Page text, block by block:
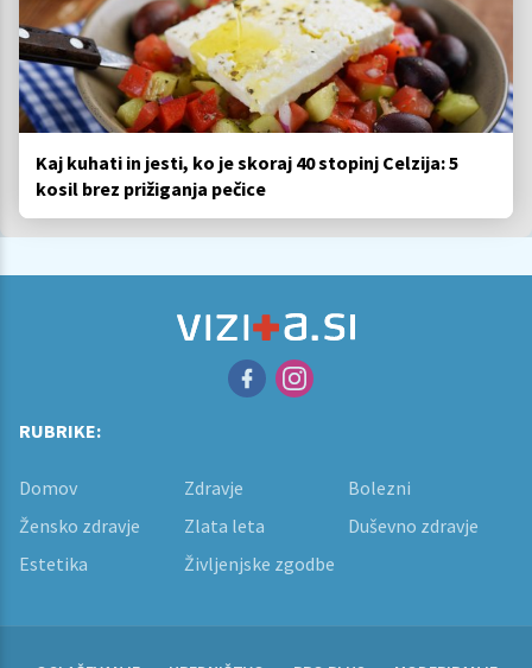
Kaj kuhati in jesti, ko je skoraj 40 stopinj Celzija: 5
kosil brez prižiganja pečice
RUBRIKE:
Domov Zdravje
Bolezni
Žensko zdravje
Zlata leta
Duševno zdravje
Estetika
Življenjske zgodbe